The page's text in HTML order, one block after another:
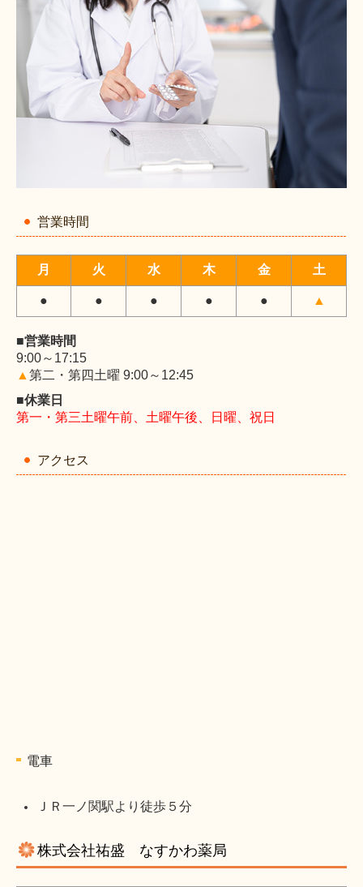
営業時間
月 火 水 木 金 土
● ● ● ● ● ▲
■営業時間
9:00～17:15
▲ 第二・第四土曜 9:00～12:45
■休業日
第一・第三土曜午前、土曜午後、日曜、祝日
アクセス
電車
ＪＲ一ノ関駅より徒歩５分
株式会社祐盛 なすかわ薬局